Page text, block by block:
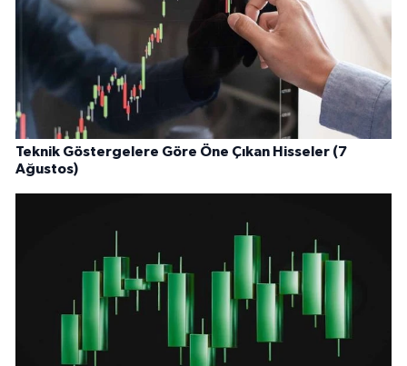
Teknik Göstergelere Göre Öne Çıkan Hisseler (7
Ağustos)